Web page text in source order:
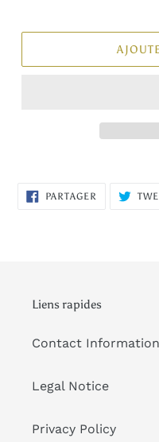
PARTAGER PARTAGER
Liens rapides
Contact Information
Legal Notice
Privacy Policy